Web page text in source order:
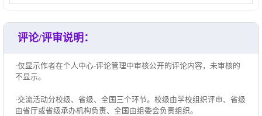
评论/评审说明：
·仅显示作者在个人中心-评论管理中审核公开的评论内容，未审核的
不显示。
·交流活动分校级、省级、全国三个环节。校级由学校组织评审、省级
由省厅或省级承办机构负责、全国由组委会负责组织。